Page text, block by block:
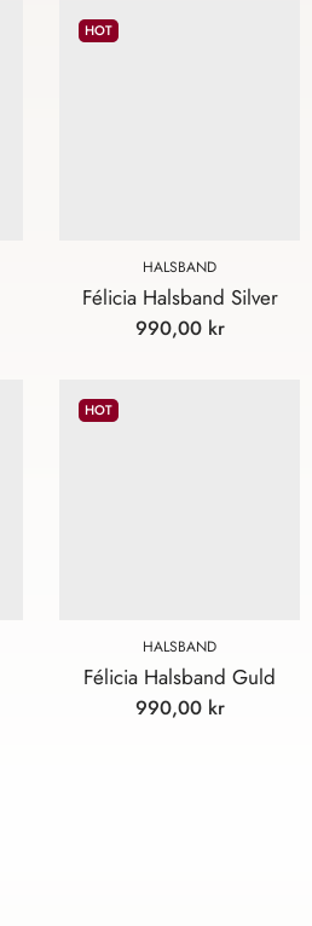
HOT
HALSBAND
Félicia Halsband Silver
990,00 kr
HOT
HALSBAND
Félicia Halsband Guld
990,00 kr